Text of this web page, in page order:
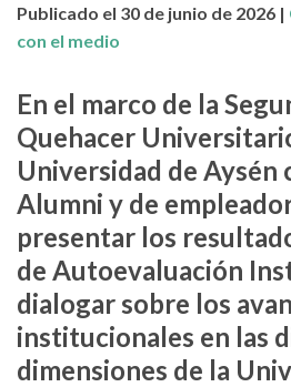
Publicado el 30 de junio de 2026 |
con el medio
En el marco de la
Quehacer
Universidad de Aysén
Alumni y de
presentar los
de Autoevaluación
dialogar sobre los
institucionales en las
dimensiones de la